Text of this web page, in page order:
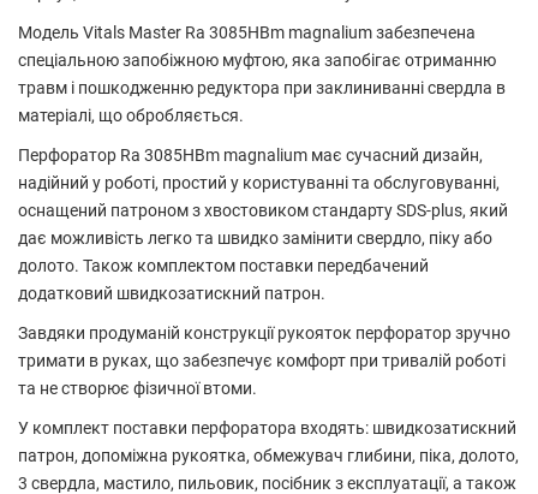
Модель Vitals Master Ra 3085HBm magnalium забезпечена
спеціальною запобіжною муфтою, яка запобігає отриманню
травм і пошкодженню редуктора при заклиниванні свердла в
матеріалі, що обробляється.
Перфоратор Ra 3085HBm magnalium має сучасний дизайн,
надійний у роботі, простий у користуванні та обслуговуванні,
оснащений патроном з хвостовиком стандарту SDS-plus, який
дає можливість легко та швидко замінити свердло, піку або
долото. Також комплектом поставки передбачений
додатковий швидкозатискний патрон.
Завдяки продуманій конструкції рукояток перфоратор зручно
тримати в руках, що забезпечує комфорт при тривалій роботі
та не створює фізичної втоми.
У комплект поставки перфоратора входять: швидкозатискний
патрон, допоміжна рукоятка, обмежувач глибини, піка, долото,
3 свердла, мастило, пильовик, посібник з експлуатації, а також